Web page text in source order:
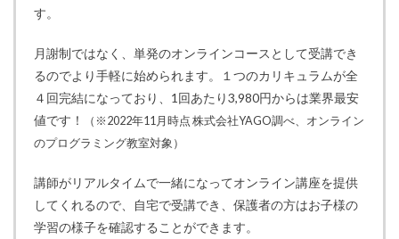
す。
月謝制ではなく、単発のオンラインコースとして受講でき
るのでより手軽に始められます。１つのカリキュラムが全
４回完結になっており、1回あたり3,980円からは業界最安
値です！
（※2022年11月時点 株式会社YAGO調べ、オンライン
のプログラミング教室対象）
講師がリアルタイムで一緒になってオンライン講座を提供
してくれるので、自宅で受講でき、保護者の方はお子様の
学習の様子を確認することができます。